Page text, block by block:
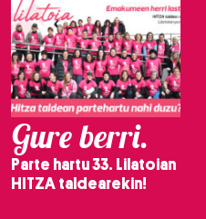
Gure berri.
Parte hartu 33. Lilatoian
HITZA taldearekin!